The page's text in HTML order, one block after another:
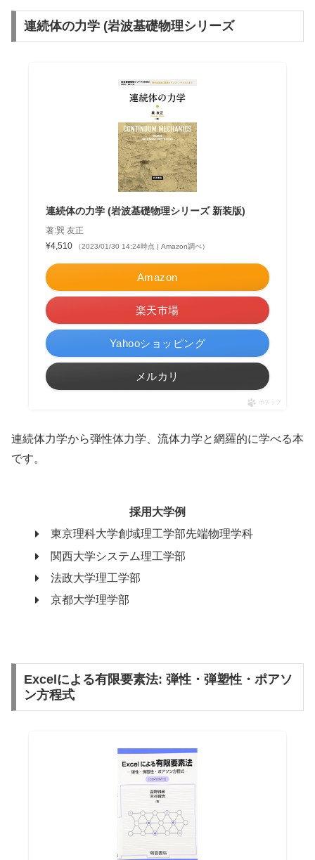
連続体の力学 (岩波基礎物理シリーズ
連続体の力学 (岩波基礎物理シリーズ 新装版)
著:巽 友正
¥4,510
（2023/01/30 14:24時点 | Amazon調べ）
Amazon
楽天市場
Yahooショッピング
メルカリ
ポチップ
連続体力学から弾性体力学、流体力学と網羅的に学べる本
です。
採用大学例
東京理科大学創域理工学部先端物理学科
関西大学システム理工学部
法政大学理工学部
京都大学理学部
Excelによる有限要素法: 弾性・弾塑性・ポアソ
ン方程式